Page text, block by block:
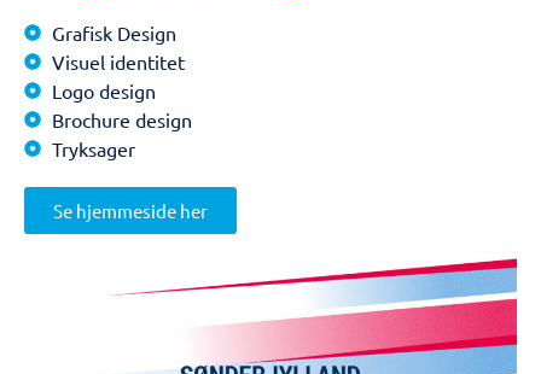
Grafisk Design
Visuel identitet
Logo design
Brochure design
Tryksager
Se hjemmeside her